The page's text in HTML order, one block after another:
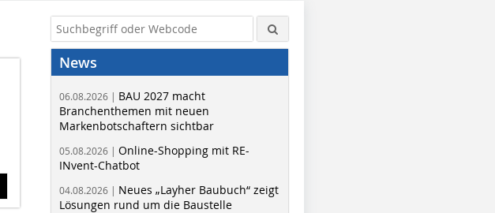
News
06.08.2026 | BAU 2027 macht
Branchenthemen mit neuen
Markenbotschaftern sichtbar
05.08.2026 | Online-Shopping mit RE-
INvent-Chatbot
04.08.2026 | Neues „Layher Baubuch“ zeigt
Lösungen rund um die Baustelle